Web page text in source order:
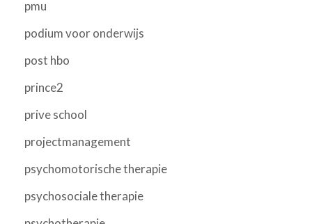
pmu
podium voor onderwijs
post hbo
prince2
prive school
projectmanagement
psychomotorische therapie
psychosociale therapie